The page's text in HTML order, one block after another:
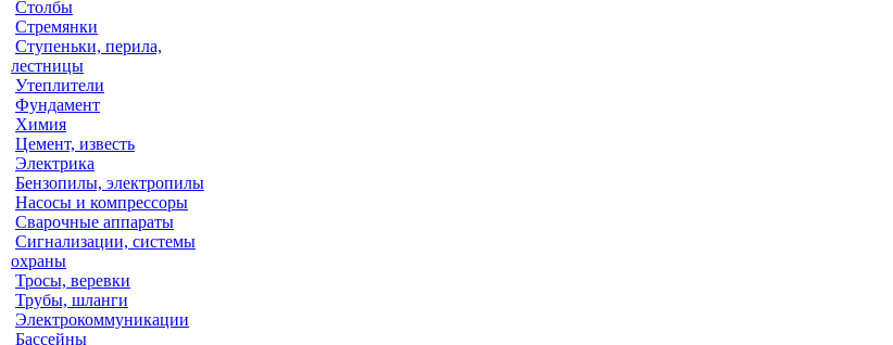
Столбы
Стремянки
Ступеньки, перила,
лестницы
Утеплители
Фундамент
Химия
Цемент, известь
Электрика
Бензопилы, электропилы
Насосы и компрессоры
Сварочные аппараты
Сигнализации, системы
охраны
Тросы, веревки
Трубы, шланги
Электрокоммуникации
Бассейны